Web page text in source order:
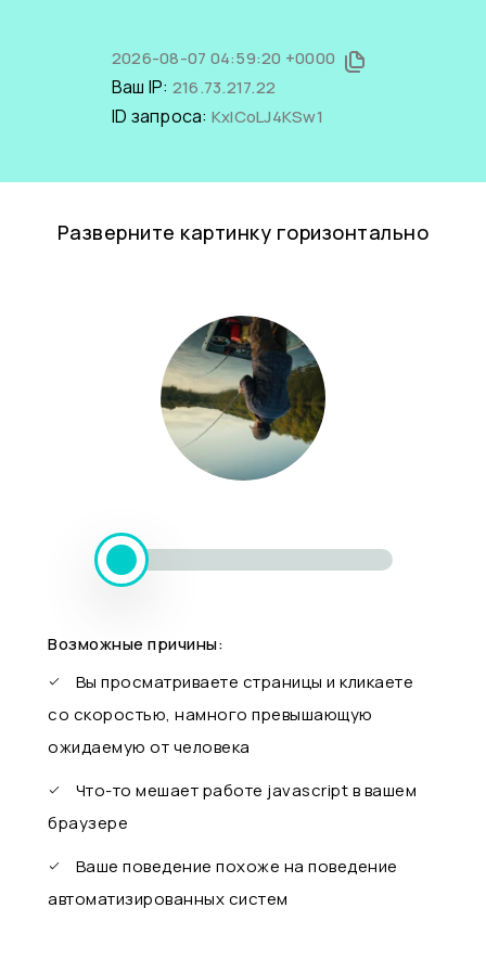
2026-08-07 04:59:20 +0000
Ваш IP: 216.73.217.22
ID запроса: KxICoLJ4KSw1
Разверните картинку горизонтально
Возможные причины:
Вы просматриваете страницы и кликаете
со скоростью, намного превышающую
ожидаемую от человека
Что-то мешает работе javascript в вашем
браузере
Ваше поведение похоже на поведение
автоматизированных систем